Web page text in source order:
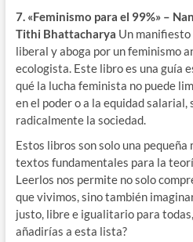
7. «Feminismo para el 99%» –
Tithi Bhattacharya Un
liberal y aboga por un feminismo
ecologista. Este libro es una guía
qué la lucha feminista no puede
en el poder o a la equidad
radicalmente la sociedad.
Estos libros son solo una
textos fundamentales para la
Leerlos nos permite no solo
que vivimos, sino también
justo, libre e igualitario para
añadirías a esta lista?